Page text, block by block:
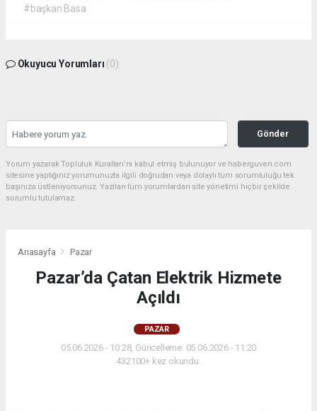
#başkan Basa
Okuyucu Yorumları (0)
Gönder
Yorum yazarak Topluluk Kuralları’nı kabul etmiş bulunuyor ve haberguven.com
sitesine yaptığınız yorumunuzla ilgili doğrudan veya dolaylı tüm sorumluluğu tek
başınıza üstleniyorsunuz. Yazılan tüm yorumlardan site yönetimi hiçbir şekilde
sorumlu tutulamaz.
Anasayfa Pazar
Pazar’da Çatan Elektrik Hizmete
Açıldı
PAZAR
05.06.2026 - 10:28, Güncelleme: 05.06.2026 - 11:20
432100+ kez okundu.